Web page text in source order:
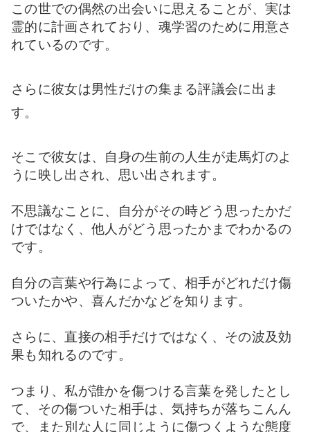
この世での偶然の出会いに思えることが、実は
霊的に計画されており、魂学習のために用意さ
れているのです。
さらに彼女は男性だけの集まる評議会に出ま
す。
そこで彼女は、自身の生前の人生が走馬灯のよ
うに映し出され、思い出されます。
不思議なことに、自分がその時どう思ったかだ
けではなく、他人がどう思ったかまでわかるの
です。
自分の言葉や行為によって、相手がどれだけ傷
ついたかや、喜んだかなどを知ります。
さらに、直接の相手だけではなく、その波及効
果も知れるのです。
つまり、私が誰かを傷つける言葉を発したとし
て、その傷ついた相手は、気持ちが落ちこんん
で、また別な人に同じように傷つくような態度